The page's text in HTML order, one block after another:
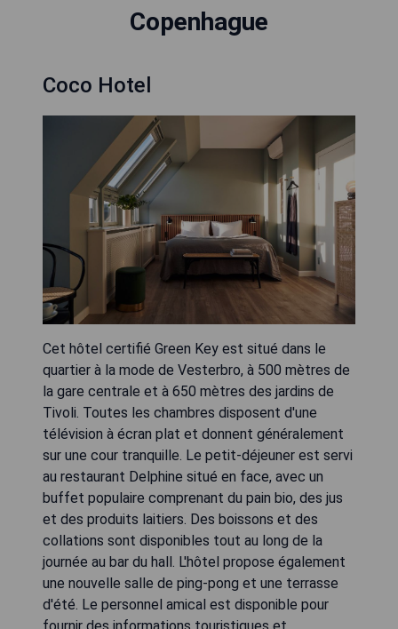
Copenhague
Coco Hotel
Cet hôtel certifié Green Key est situé dans le
quartier à la mode de Vesterbro, à 500 mètres de
la gare centrale et à 650 mètres des jardins de
Tivoli. Toutes les chambres disposent d'une
télévision à écran plat et donnent généralement
sur une cour tranquille. Le petit-déjeuner est servi
au restaurant Delphine situé en face, avec un
buffet populaire comprenant du pain bio, des jus
et des produits laitiers. Des boissons et des
collations sont disponibles tout au long de la
journée au bar du hall. L'hôtel propose également
une nouvelle salle de ping-pong et une terrasse
d'été. Le personnel amical est disponible pour